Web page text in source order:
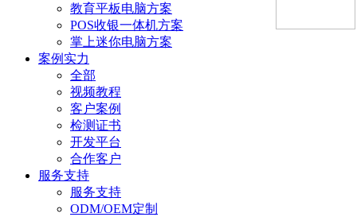
教育平板电脑方案
POS收银一体机方案
掌上迷你电脑方案
案例实力
全部
视频教程
客户案例
检测证书
开发平台
合作客户
服务支持
服务支持
ODM/OEM定制